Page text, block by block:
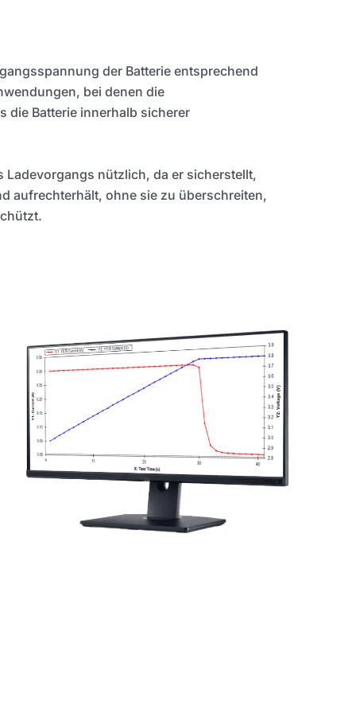
der Batterie entsprechend
bei denen die
die Batterie innerhalb sicherer
Ladevorgangs nützlich, da er sicherstellt,
aufrechterhält, ohne sie zu überschreiten,